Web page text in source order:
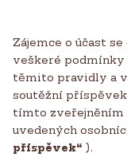
Zájemce o účast
veškeré podmínky
těmito pravidly a v
soutěžní
tímto zveřejněním
uvedených
příspěvek“ ).